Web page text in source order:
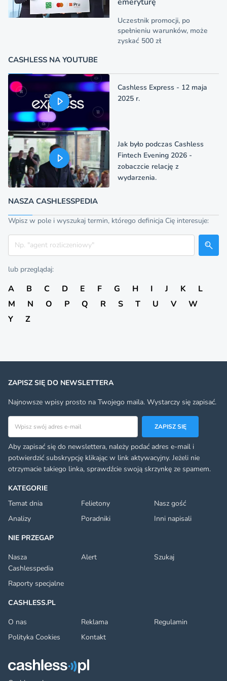
Uczestnik promocji, po
spełnieniu warunków, może
zyskać 500 zł
CASHLESS NA YOUTUBE
Cashless Express - 12 maja
2025 r.
Jak było podczas Cashless
Fintech Evening 2026 -
zobaczcie relację z
wydarzenia.
NASZA CASHLESSPEDIA
Wpisz w pole i wyszukaj termin, którego definicja Cię interesuje:
Szukaj
lub przeglądaj:
A B C D E F G H I J K
L
M
N O P Q R S T U V
W
Y
Z
KATEGORIE
Temat dnia
Felietony
Nasz gość
Analizy
Poradniki
Inni napisali
NIE PRZEGAP
Nasza
Cashlesspedia
Alert Szukaj
Raporty specjalne
CASHLESS.PL
O nas
Reklama
Regulamin
Polityka Cookies
Kontakt
ZAPISZ SIĘ DO NEWSLETTERA
Najnowsze wpisy prosto na Twojego maila. Wystarczy się zapisać.
Adres email
ZAPISZ SIĘ
Aby zapisać się do newslettera, należy podać adres e-mail i
potwierdzić subskrypcję klikając w link aktywacyjny. Jeżeli nie
otrzymacie takiego linka, sprawdźcie swoją skrzynkę ze spamem.